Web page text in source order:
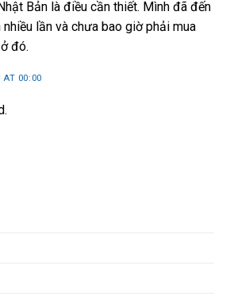
Bản là điều cần thiết. Mình đã đến
nhiều lần và chưa bao giờ phải mua
đó.
00:00